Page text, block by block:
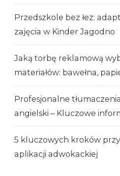
Przedszkole bez łez:
zajęcia w Kinder Jagodno
Jaką torbę reklamową
materiałów: bawełna,
Profesjonalne
angielski – Kluczowe
5 kluczowych kroków
aplikacji adwokackiej